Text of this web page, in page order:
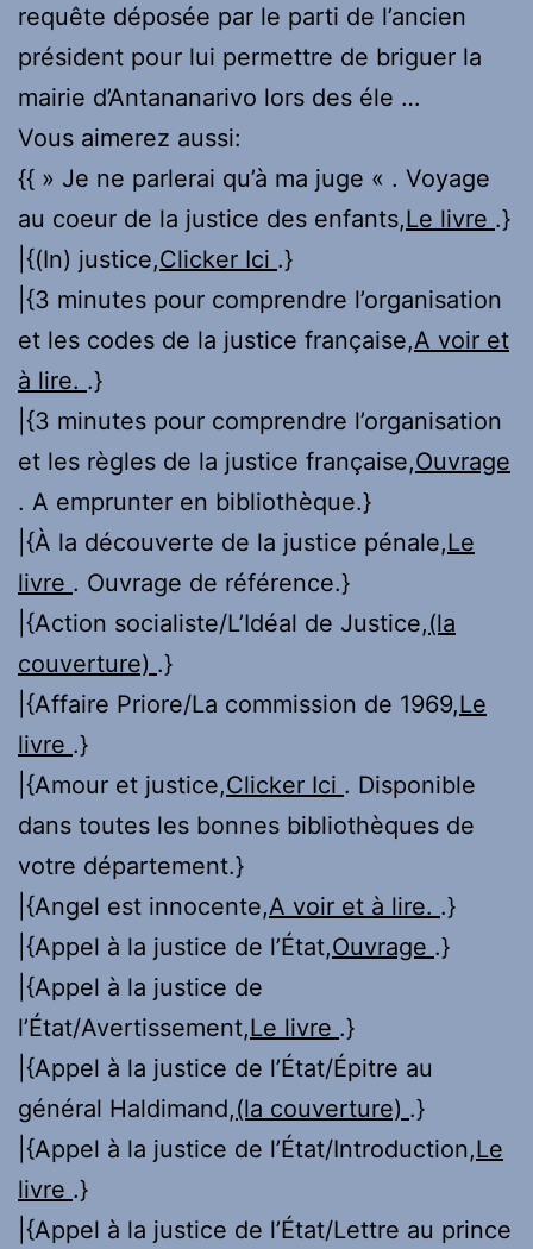
requête déposée par le parti de l’ancien
président pour lui permettre de briguer la
mairie d’Antananarivo lors des éle …
Vous aimerez aussi:
{{ » Je ne parlerai qu’à ma juge « . Voyage
au coeur de la justice des enfants,Le livre .}
|{(In) justice,Clicker Ici .}
|{3 minutes pour comprendre l’organisation
et les codes de la justice française,A voir et
à lire. .}
|{3 minutes pour comprendre l’organisation
et les règles de la justice française,Ouvrage
. A emprunter en bibliothèque.}
|{À la découverte de la justice pénale,Le
livre . Ouvrage de référence.}
|{Action socialiste/L’Idéal de Justice,(la
couverture) .}
|{Affaire Priore/La commission de 1969,Le
livre .}
|{Amour et justice,Clicker Ici . Disponible
dans toutes les bonnes bibliothèques de
votre département.}
|{Angel est innocente,A voir et à lire. .}
|{Appel à la justice de l’État,Ouvrage .}
|{Appel à la justice de
l’État/Avertissement,Le livre .}
|{Appel à la justice de l’État/Épitre au
général Haldimand,(la couverture) .}
|{Appel à la justice de l’État/Introduction,Le
livre .}
|{Appel à la justice de l’État/Lettre au prince